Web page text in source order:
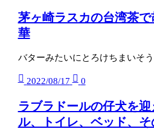
茅ヶ崎ラスカの台湾茶
華
バターみたいにとろけちまいそ
2022/08/17 0
ラブラドールの仔犬を
ル、トイレ、ベッド、そ